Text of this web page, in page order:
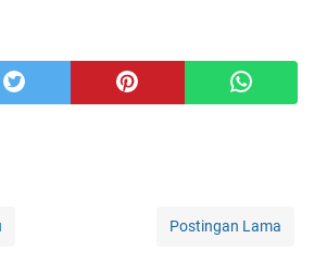
Postingan Lama